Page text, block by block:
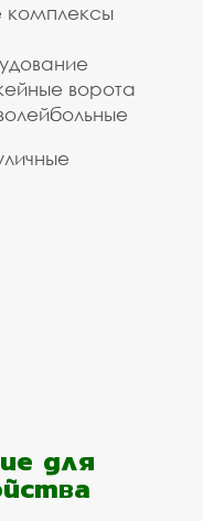
комплексы
ворота
для